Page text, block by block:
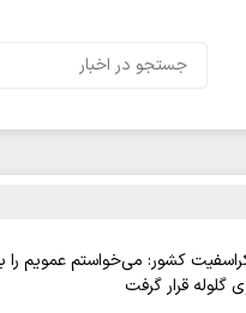
کشور: می‌خواستم عمویم را
گلوله قرار گرفت